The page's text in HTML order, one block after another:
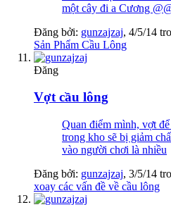
một cây đi a Cương
Đăng bởi: gunzajzaj, 4/5/14
Sản Phẩm Cầu Lông
Đăng
Vợt cầu lông
Quan điểm mình, vợt
trong kho sẽ bị giảm
vào người chơi là nhiều
Đăng bởi: gunzajzaj, 3/5/14
xoay các vấn đề về cầu lông